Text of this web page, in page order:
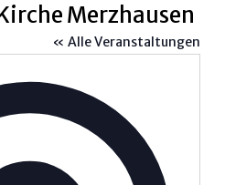
Merzhausen
« Alle Veranstaltungen